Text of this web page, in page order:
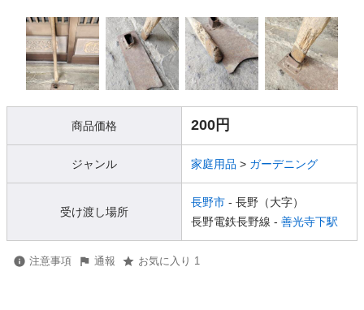
商品価格 200円
ジャンル 家庭用品 > ガーデニング
受け渡し場所
長野市 - 長野（大字）
長野電鉄長野線 - 善光寺下駅
注意事項 通報 お気に入り 1